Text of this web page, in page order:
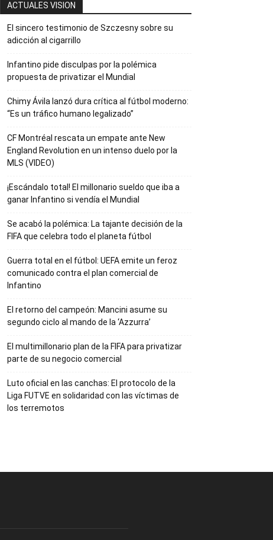
ACTUALES VISION
El sincero testimonio de Szczesny sobre su
adicción al cigarrillo
Infantino pide disculpas por la polémica
propuesta de privatizar el Mundial
Chimy Ávila lanzó dura crítica al fútbol moderno:
“Es un tráfico humano legalizado”
CF Montréal rescata un empate ante New
England Revolution en un intenso duelo por la
MLS (VIDEO)
¡Escándalo total! El millonario sueldo que iba a
ganar Infantino si vendía el Mundial
Se acabó la polémica: La tajante decisión de la
FIFA que celebra todo el planeta fútbol
Guerra total en el fútbol: UEFA emite un feroz
comunicado contra el plan comercial de
Infantino
El retorno del campeón: Mancini asume su
segundo ciclo al mando de la ‘Azzurra’
El multimillonario plan de la FIFA para privatizar
parte de su negocio comercial
Luto oficial en las canchas: El protocolo de la
Liga FUTVE en solidaridad con las víctimas de
los terremotos